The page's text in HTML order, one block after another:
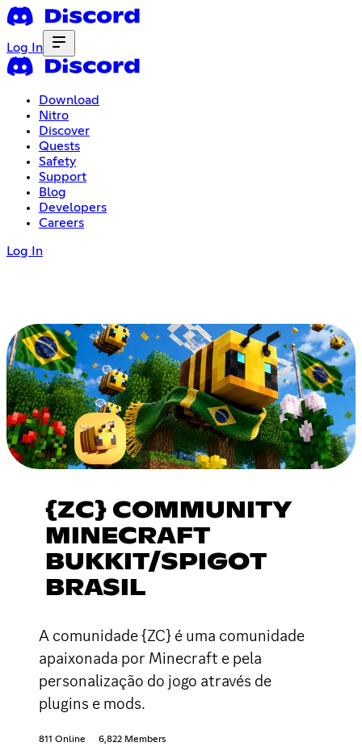
Log In
Download
Nitro
Discover
Quests
Safety
Support
Blog
Developers
Careers
Log In
{ZC} COMMUNITY
MINECRAFT
BUKKIT/SPIGOT
BRASIL
A comunidade {ZC} é uma comunidade
apaixonada por Minecraft e pela
personalização do jogo através de
plugins e mods.
811 Online 6,822 Members